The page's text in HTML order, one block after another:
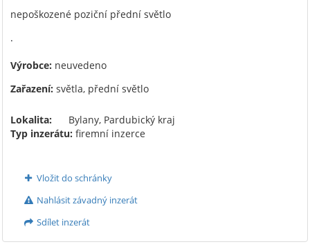
nepoškozené poziční přední světlo
.
Výrobce: neuvedeno
Zařazení: světla, přední světlo
Lokalita:
Bylany, Pardubický kraj
Typ inzerátu: firemní inzerce
Vložit do schránky
Nahlásit závadný inzerát
Sdílet inzerát